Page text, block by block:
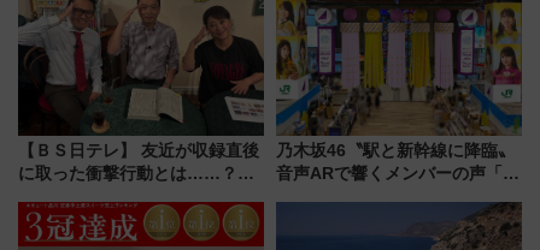
ンが誕生！
【ＢＳ日テレ】 友近が収録直後
に取った衝撃行動とは……？
で極上の夏祭り鉄道旅を放送
乃木坂46〝駅と新幹線に降臨〟
音声ARで響くメンバーの声「真